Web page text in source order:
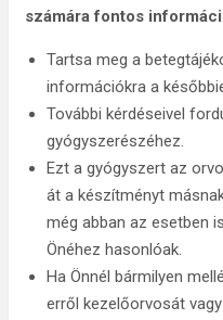
számára fontos
Tartsa meg a
információkra a
További kérdéseivel
gyógyszerészéhez.
Ezt a gyógyszert az
át a készítményt
még abban az esetben
Önéhez hasonlóak.
Ha Önnél bármilyen
erről kezelőorvosát